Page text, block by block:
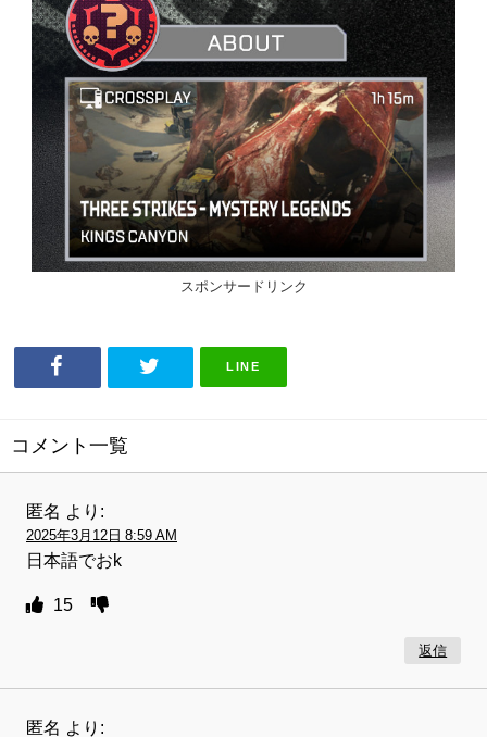
スポンサードリンク
LINE
コメント一覧
匿名 より:
2025年3月12日 8:59 AM
日本語でおk
15
返信
匿名 より: